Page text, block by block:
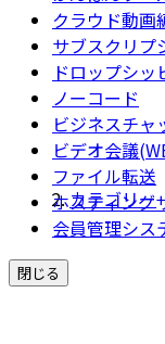
クラウド動画
サブスクリプ
ドロップシッ
ノーコード
ビジネスチャ
ビデオ会議
ファイル転送
ホスティング
会員管理シス
閉じる
カテゴリー